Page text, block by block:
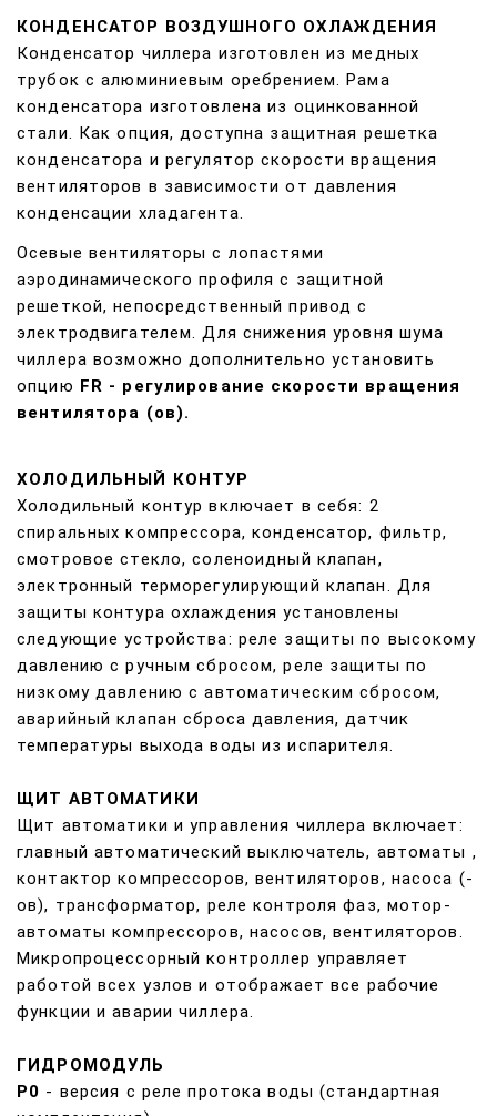
КОНДЕНСАТОР ВОЗДУШНОГО ОХЛАЖДЕНИЯ
Конденсатор чиллера изготовлен из медных
трубок с алюминиевым оребрением. Рама
конденсатора изготовлена из оцинкованной
стали. Как опция, доступна защитная решетка
конденсатора и регулятор скорости вращения
вентиляторов в зависимости от давления
конденсации хладагента.
Осевые вентиляторы с лопастями
аэродинамического профиля с защитной
решеткой, непосредственный привод с
электродвигателем. Для снижения уровня шума
чиллера возможно дополнительно установить
опцию FR - регулирование скорости вращения
вентилятора (ов).
ХОЛОДИЛЬНЫЙ КОНТУР
Холодильный контур включает в себя: 2
спиральных компрессора, конденсатор, фильтр,
смотровое стекло, соленоидный клапан,
электронный терморегулирующий клапан. Для
защиты контура охлаждения установлены
следующие устройства: реле защиты по высокому
давлению с ручным сбросом, реле защиты по
низкому давлению с автоматическим сбросом,
аварийный клапан сброса давления, датчик
температуры выхода воды из испарителя.
ЩИТ АВТОМАТИКИ
Щит автоматики и управления чиллера включает:
главный автоматический выключатель, автоматы ,
контактор компрессоров, вентиляторов, насоса (-
ов), трансформатор, реле контроля фаз, мотор-
автоматы компрессоров, насосов, вентиляторов.
Микропроцессорный контроллер управляет
работой всех узлов и отображает все рабочие
функции и аварии чиллера.
ГИДРОМОДУЛЬ
Р0 - версия с реле протока воды (стандартная